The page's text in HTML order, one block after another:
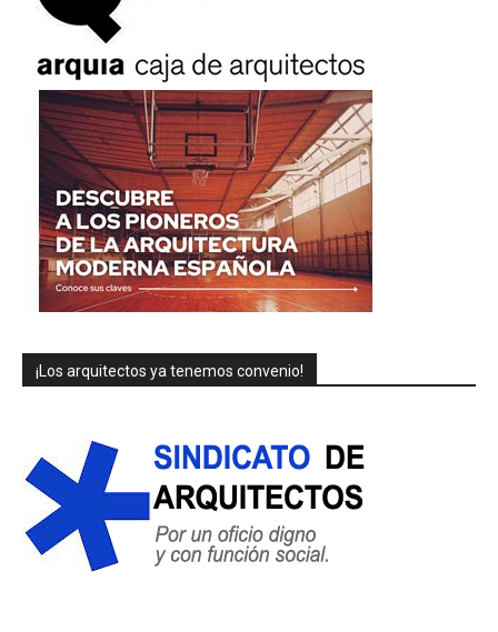
¡Los arquitectos ya tenemos convenio!